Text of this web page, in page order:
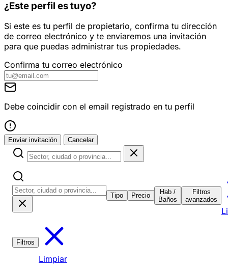
¿Este perfil es tuyo?
Si este es tu perfil de propietario, confirma tu dirección
de correo electrónico y te enviaremos una invitación
para que puedas administrar tus propiedades.
Confirma tu correo electrónico
Debe coincidir con el email registrado en tu perfil
Enviar invitación Cancelar
Tipo Precio
Hab /
Baños
Filtros
avanzados
Filtros
Limpiar